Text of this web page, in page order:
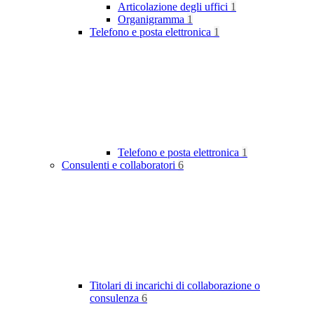
Articolazione degli uffici 1
Organigramma 1
Telefono e posta elettronica 1
Telefono e posta elettronica 1
Consulenti e collaboratori 6
Titolari di incarichi di collaborazione o
consulenza 6